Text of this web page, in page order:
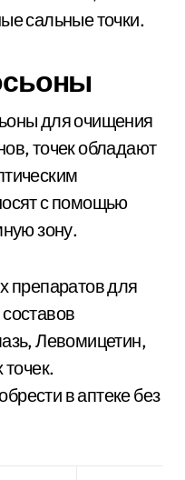
сальные точки.
для очищения
точек обладают
с помощью
зону.
препаратов для
Левомицетин,
точек.
в аптеке без